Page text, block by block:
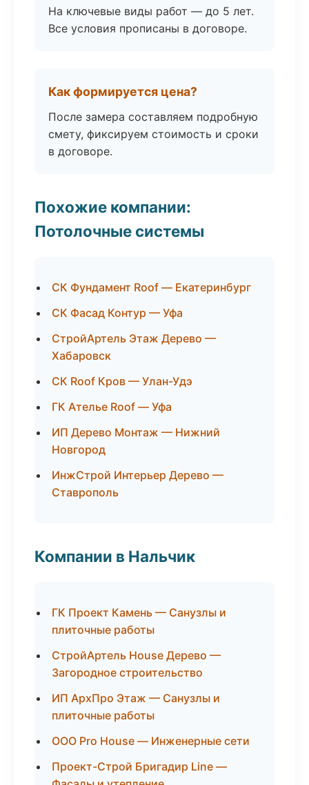
На ключевые виды работ — до 5 лет.
Все условия прописаны в договоре.
Как формируется цена?
После замера составляем подробную
смету, фиксируем стоимость и сроки
в договоре.
Похожие компании:
Потолочные системы
СК Фундамент Roof — Екатеринбург
СК Фасад Контур — Уфа
СтройАртель Этаж Дерево —
Хабаровск
СК Roof Кров — Улан-Удэ
ГК Ателье Roof — Уфа
ИП Дерево Монтаж — Нижний
Новгород
ИнжСтрой Интерьер Дерево —
Ставрополь
Компании в Нальчик
ГК Проект Камень — Санузлы и
плиточные работы
СтройАртель House Дерево —
Загородное строительство
ИП АрхПро Этаж — Санузлы и
плиточные работы
ООО Pro House — Инженерные сети
Проект-Строй Бригадир Line —